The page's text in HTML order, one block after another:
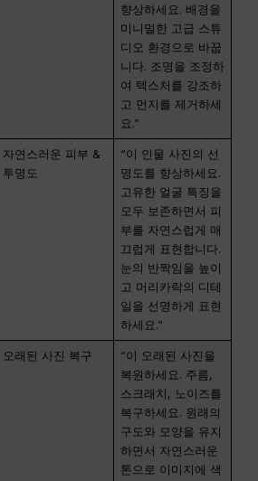
향상하세요. 배경을
미니멀한 고급 스튜
디오 환경으로 바꿉
니다. 조명을 조정하
여 텍스처를 강조하
고 먼지를 제거하세
요.”
자연스러운 피부 &
투명도
“이 인물 사진의 선
명도를 향상하세요.
고유한 얼굴 특징을
모두 보존하면서 피
부를 자연스럽게 매
끄럽게 표현합니다.
눈의 반짝임을 높이
고 머리카락의 디테
일을 선명하게 표현
하세요.”
오래된 사진 복구
“이 오래된 사진을
복원하세요. 주름,
스크래치, 노이즈를
복구하세요. 원래의
구도와 모양을 유지
하면서 자연스러운
톤으로 이미지에 색